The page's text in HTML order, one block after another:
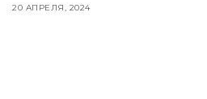
20 АПРЕЛЯ, 2024